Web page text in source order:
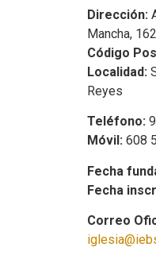
Dirección:
Mancha, 162
Código
Localidad:
Reyes
Teléfono:
Móvil: 608
Fecha
Fecha
Correo